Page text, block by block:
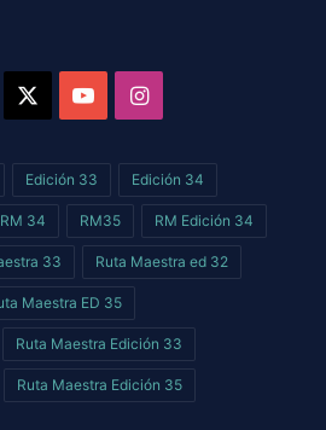
YouTubeInstagram
Edición 33 Edición 34
RM 34 RM35 RM Edición 34
33 Ruta Maestra ed 32
Maestra ED 35
Ruta Maestra Edición 33
Ruta Maestra Edición 35